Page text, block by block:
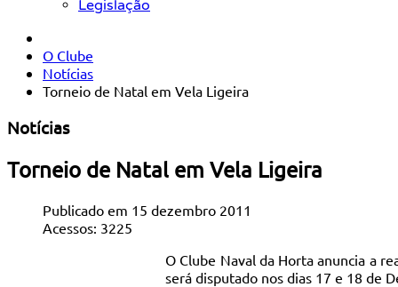
Legislação
O Clube
Notícias
Torneio de Natal em Vela Ligeira
Notícias
Torneio de Natal em Vela Ligeira
Publicado em 15 dezembro 2011
Acessos: 3225
O Clube Naval da Horta anuncia a
será disputado nos dias 17 e 18 de